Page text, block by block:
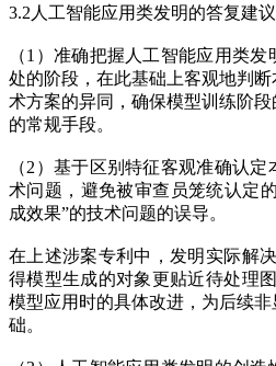
3.2人工智能应用类发明的答复建议
（1）准确把握人工智能应用类
处的阶段，在此基础上客观地判
术方案的异同，确保模型训练阶
的常规手段。
（2）基于区别特征客观准确认
术问题，避免被审查员笼统认定
成效果”的技术问题的误导。
在上述涉案专利中，发明实际解
得模型生成的对象更贴近待处理
模型应用时的具体改进，为后续
础。